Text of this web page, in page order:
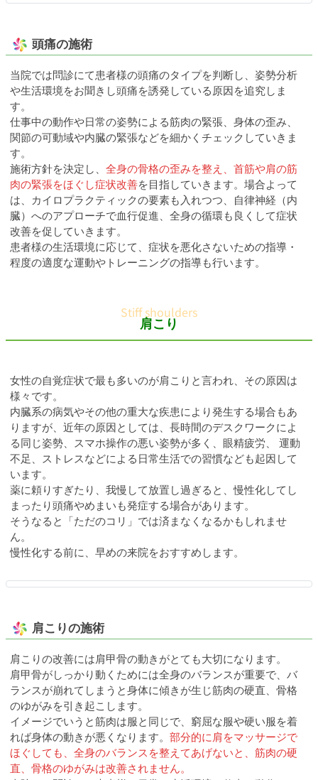
頭痛の施術
当院では問診にて患者様の頭痛のタイプを判断し、姿勢分析
や生活環境をお聞きし頭痛を誘発している原因を追究しま
す。
仕事中の動作や日常の姿勢による筋肉の緊張、身体の歪み、
関節の可動域や内臓の緊張などを細かくチェックしていきま
す。
施術方針を決定し、全身の骨格の歪みを整え、首筋や肩の筋
肉の緊張をほぐし症状改善を目指していきます。場合よって
は、カイロプラクティックの要素も入れつつ、自律神経（内
臓）へのアプローチで血行促進、全身の循環も良くして症状
改善を促していきます。
患者様の生活環境に応じて、症状を悪化さないための指導・
程度の適度な運動やトレーニングの指導も行います。
肩こり
女性の自覚症状で最も多いのが肩こりと言われ、その原因は
様々です。
内臓系の病気やその他の重大な疾患により発生する場合もあ
りますが、近年の原因としては、長時間のデスクワークによ
る同じ姿勢、スマホ操作の悪い姿勢が多く、眼精疲労、 運動
不足、ストレスなどによる日常生活での習慣なども起因して
います。
薬に頼りすぎたり、我慢して放置し過ぎると、慢性化してし
まったり頭痛やめまいも発症する場合があります。
そうなると「ただのコリ」では済まなくなるかもしれませ
ん。
慢性化する前に、早めの来院をおすすめします。
肩こりの施術
肩こりの改善には肩甲骨の動きがとても大切になります。
肩甲骨がしっかり動くためには全身のバランスが重要で、バ
ランスが崩れてしまうと身体に傾きが生じ筋肉の硬直、骨格
のゆがみを引き起こします。
イメージでいうと筋肉は服と同じで、窮屈な服や硬い服を着
れば身体の動きが悪くなります。部分的に肩をマッサージで
ほぐしても、全身のバランスを整えてあげないと、筋肉の硬
直、骨格のゆがみは改善されません。